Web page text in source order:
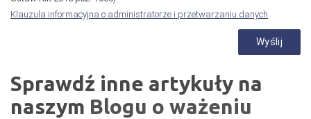
Klauzula informacyjna o administratorze i przetwarzaniu danych
Sprawdź inne artykuły na
naszym Blogu o ważeniu